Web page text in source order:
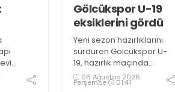
Gölcükspor U-19
eksiklerini gördü
Yeni sezon hazırlıklarını
sürdüren Gölcükspor U-
19, hazırlık maçında
Kocaelispor PAF Takımı ile
karşı karşıya geldi. Teknik
06 Ağustos 2026
Perşembe 01:41